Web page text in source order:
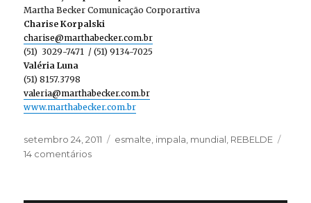
Martha Becker Comunicação Corporartiva
Charise Korpalski
charise@marthabecker.com.br
(51) 3029-7471 / (51) 9134-7025
Valéria Luna
(51) 8157.3798
valeria@marthabecker.com.br
www.marthabecker.com.br
Publicado
em
setembro 24, 2011 Categorias
esmalte impala mundial REBELDE
14 comentáriosem